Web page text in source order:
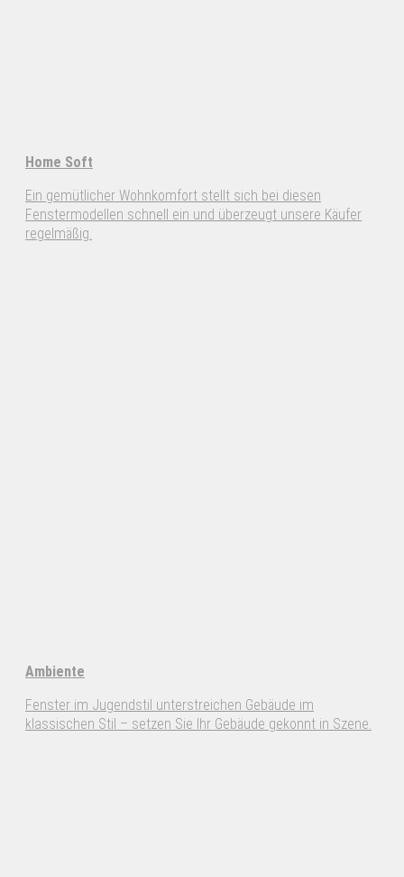
Home Soft
Ein gemütlicher Wohnkomfort stellt sich bei diesen
Fenstermodellen schnell ein und überzeugt unsere Käufer
regelmäßig.
Ambiente
Fenster im Jugendstil unterstreichen Gebäude im
klassischen Stil – setzen Sie Ihr Gebäude gekonnt in Szene.